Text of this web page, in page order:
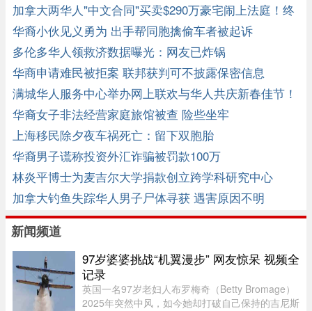
加拿大两华人"中文合同"买卖$290万豪宅闹上法庭！终
于判了！ ...
华裔小伙见义勇为 出手帮同胞擒偷车者被起诉
多伦多华人领救济数据曝光：网友已炸锅
华商申请难民被拒案 联邦获判可不披露保密信息
满城华人服务中心举办网上联欢与华人共庆新春佳节！
华裔女子非法经营家庭旅馆被查 险些坐牢
上海移民除夕夜车祸死亡：留下双胞胎
华裔男子谎称投资外汇诈骗被罚款100万
林炎平博士为麦吉尔大学捐款创立跨学科研究中心
加拿大钓鱼失踪华人男子尸体寻获 遇害原因不明
新闻频道
97岁婆婆挑战“机翼漫步” 网友惊呆 视频全
记录
英国一名97岁老妇人布罗梅奇（Betty Bromage）
2025年突然中风，如今她却打破自己保持的吉尼斯